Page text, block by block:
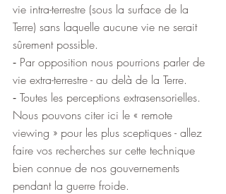
vie intra-terrestre (sous la surface de la
Terre) sans laquelle aucune vie ne serait
sûrement possible.
⁃ Par opposition nous pourrions parler de
vie extra-terrestre - au delà de la Terre.
⁃ Toutes les perceptions extrasensorielles.
Nous pouvons citer ici le « remote
viewing » pour les plus sceptiques - allez
faire vos recherches sur cette technique
bien connue de nos gouvernements
pendant la guerre froide.